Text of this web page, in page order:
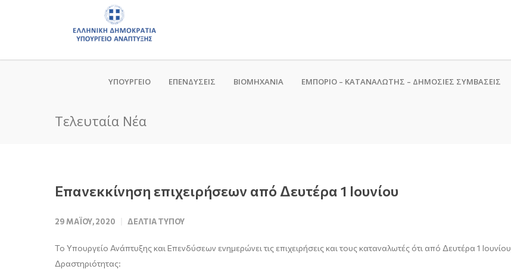
ΥΠΟΥΡΓΕΙΟ ΕΠΕΝΔΥΣΕΙΣ ΒΙΟΜΗΧΑΝΙΑ ΕΜΠΟΡΙΟ – ΚΑΤΑΝΑΛΩΤΗΣ – ΔΗΜΟΣΙΕΣ ΣΥΜΒΑΣΕΙΣ
Τελευταία Νέα
Επανεκκίνηση επιχειρήσεων από Δευτέρα 1 Ιουνίου
29 ΜΑΪ́ΟΥ, 2020 ΔΕΛΤΊΑ ΤΎΠΟΥ
Το Υπουργείο Ανάπτυξης και Επενδύσεων ενημερώνει τις επιχειρήσεις και τους καταναλωτές ότι από Δευτέρα 1 Ιουνίου
Δραστηριότητας: